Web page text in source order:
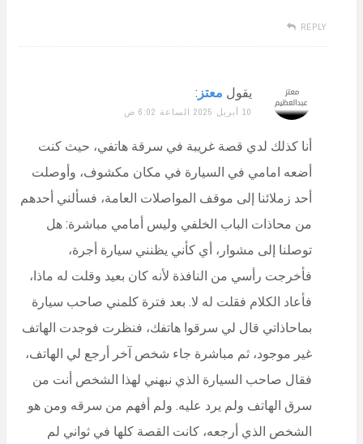
REPLY
يقول معتز :
10 أبريل 2025 الساعة 6:02 ص
أنا كذلك لدي قصة غريبة في سرقة هاتفي، حيث كنت
أضعه امامي في السيارة في مكان مكشوف، وأوصلت
أحد زملائنا إلى موقف المواصلات العامة، فسألني أحدهم
من محاذات الباب الخلفي وليس أمامي مباشرة: هل
توصلنا إلى مشوار، أي كأني يظنني سيارة أجرة،
فأخرجت رأسي من النافذة لأنه كان بعيد وقلت له ماذا،
فأعاد الكلام فقلت له لا. بعد فترة كلمني صاحب سيارة
بماحاذاتي قال لي سرقوا هاتفك، فنظرت فوجدت الهاتف
غير موجود، ثم مباشرة جاء شخص آخر أرجع لي الهاتف،
فقال صاحب السيارة الذي نبهني لهذا الشخص أنت من
سرق الهاتف ولم يرد عليه. ولم أفهم من سرقه ومن هو
الشخص الذي أرجعه، كانت القصة كلها في ثواني لم